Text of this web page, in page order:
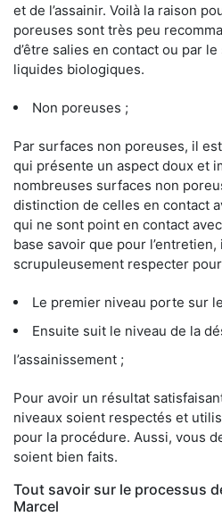
et de l’assainir. Voilà la raison
poreuses sont très peu
d’être salies en contact ou par
liquides biologiques.
Non poreuses ;
Par surfaces non poreuses, il
qui présente un aspect doux et
nombreuses surfaces non
distinction de celles en contact
qui ne sont point en contact
base savoir que pour
scrupuleusement respecter
Le premier niveau porte sur
Ensuite suit le niveau de la
l’assainissement ;
Pour avoir un résultat
niveaux soient respectés et
pour la procédure. Aussi, vous
soient bien faits.
Tout savoir sur le processus
Marcel